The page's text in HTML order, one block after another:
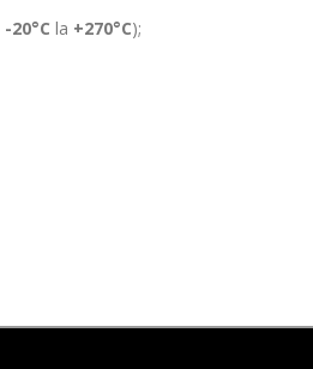
-20°C la +270°C);